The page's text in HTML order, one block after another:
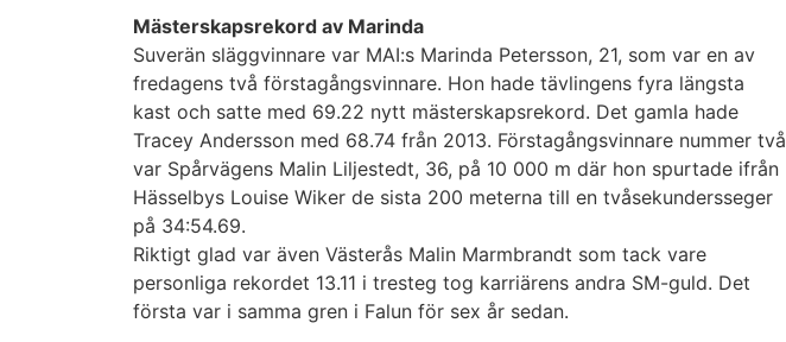
Mästerskapsrekord av Marinda
Suverän släggvinnare var MAI:s Marinda Petersson, 21, som var en av
fredagens två förstagångsvinnare. Hon hade tävlingens fyra längsta
kast och satte med 69.22 nytt mästerskapsrekord. Det gamla hade
Tracey Andersson med 68.74 från 2013. Förstagångsvinnare nummer två
var Spårvägens Malin Liljestedt, 36, på 10 000 m där hon spurtade ifrån
Hässelbys Louise Wiker de sista 200 meterna till en tvåsekundersseger
på 34:54.69.
Riktigt glad var även Västerås Malin Marmbrandt som tack vare
personliga rekordet 13.11 i tresteg tog karriärens andra SM-guld. Det
första var i samma gren i Falun för sex år sedan.